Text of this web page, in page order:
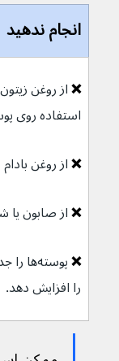
انجام ندهید
❌ از روغن
استفاده روی
❌ از روغن
❌ از صابون یا
❌
را افزایش دهد.